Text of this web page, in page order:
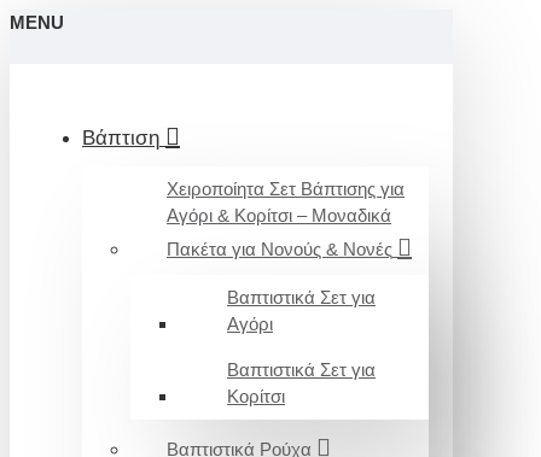
MENU
Βάπτιση
Χειροποίητα Σετ Βάπτισης για
Αγόρι & Κορίτσι – Μοναδικά
Πακέτα για Νονούς & Νονές
Βαπτιστικά Σετ για
Αγόρι
Βαπτιστικά Σετ για
Κορίτσι
Βαπτιστικά Ρούχα